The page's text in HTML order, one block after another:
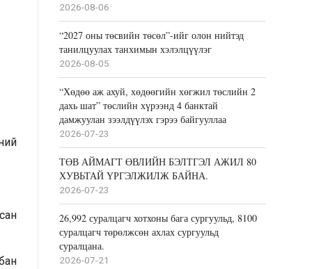
2026-08-06
“2027 оны төсвийн төсөл”-ийг олон нийтэд
танилцуулах танхимын хэлэлцүүлэг
2026-08-05
“Хөдөө аж ахуй, хөдөөгийн хөгжил төслийн 2
дахь шат” төслийн хүрээнд 4 банктай
дамжуулан зээлдүүлэх гэрээ байгууллаа
2026-07-23
ТӨВ АЙМАГТ ӨВЛИЙН БЭЛТГЭЛ АЖИЛ 80
ХУВЬТАЙ ҮРГЭЛЖИЛЖ БАЙНА.
2026-07-23
26,992 суралцагч хотхоны бага сургуульд, 8100
суралцагч төрөлжсөн ахлах сургуульд
суралцана.
2026-07-21